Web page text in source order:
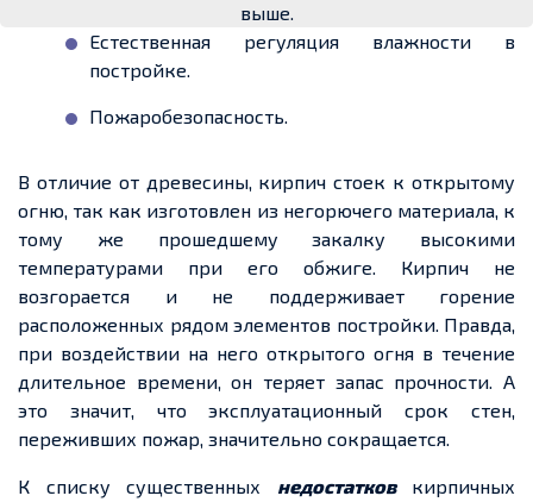
выше.
Естественная регуляция влажности в
постройке.
Пожаробезопасность.
В отличие от древесины, кирпич стоек к открытому
огню, так как изготовлен из негорючего материала, к
тому же прошедшему закалку высокими
температурами при его обжиге. Кирпич не
возгорается и не поддерживает горение
расположенных рядом элементов постройки. Правда,
при воздействии на него открытого огня в течение
длительное времени, он теряет запас прочности. А
это значит, что эксплуатационный срок стен,
переживших пожар, значительно сокращается.
К списку существенных недостатковкирпичных